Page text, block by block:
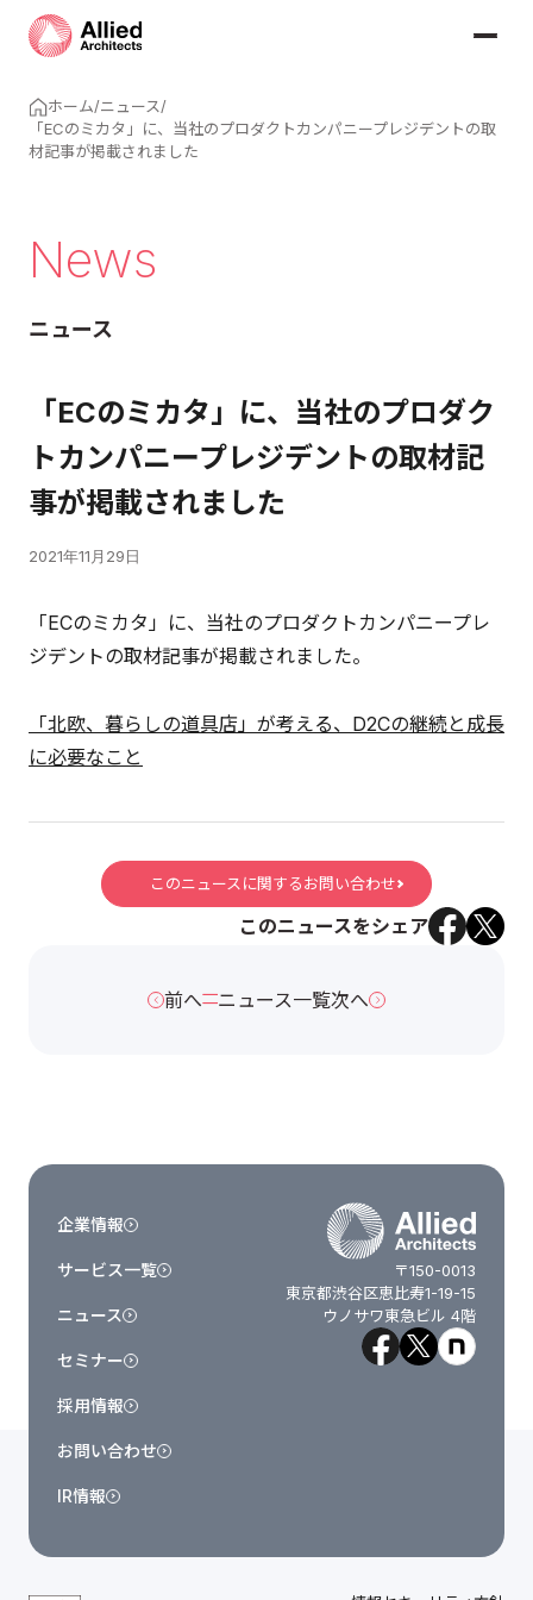
ホーム/ニュース/
「ECのミカタ」に、当社のプロダクトカンパニープレジデントの取
材記事が掲載されました
News
ニュース
「ECのミカタ」に、当社のプロダク
トカンパニープレジデントの取材記
事が掲載されました
2021年11月29日
「ECのミカタ」に、当社のプロダクトカンパニープレ
ジデントの取材記事が掲載されました。
「北欧、暮らしの道具店」が考える、D2Cの継続と成長
に必要なこと
このニュースに関するお問い合わせ
このニュースをシェア
前へ ニュース一覧次へ
〒150-0013
東京都渋谷区恵比寿1-19-15
ウノサワ東急ビル 4階
企業情報
サービス一覧
ニュース
セミナー
採用情報
お問い合わせ
IR情報